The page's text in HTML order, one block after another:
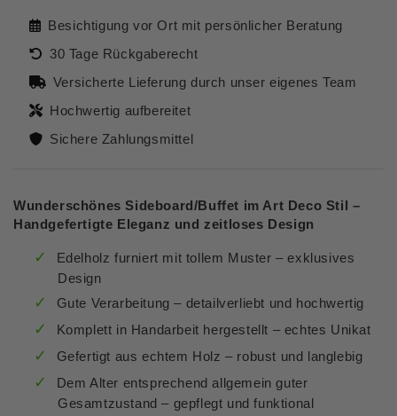
Stil
Buffet
Kommode
Schrank
Stil
Buffet
Kommode
Schrank
Besichtigung vor Ort mit persönlicher Beratung
30 Tage Rückgaberecht
Versicherte Lieferung durch unser eigenes Team
Hochwertig aufbereitet
Sichere Zahlungsmittel
Wunderschönes Sideboard/Buffet im Art Deco Stil –
Handgefertigte Eleganz und zeitloses Design
Edelholz furniert mit tollem Muster – exklusives
Design
Gute Verarbeitung – detailverliebt und hochwertig
Komplett in Handarbeit hergestellt – echtes Unikat
Gefertigt aus echtem Holz – robust und langlebig
Dem Alter entsprechend allgemein guter
Gesamtzustand – gepflegt und funktional